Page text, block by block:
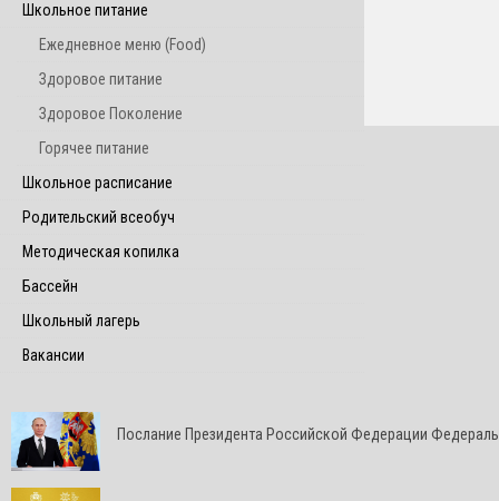
Школьное питание
Ежедневное меню (Food)
Здоровое питание
Здоровое Поколение
Горячее питание
Школьное расписание
Родительский всеобуч
Методическая копилка
Бассейн
Школьный лагерь
Вакансии
Послание Президента Российской Федерации